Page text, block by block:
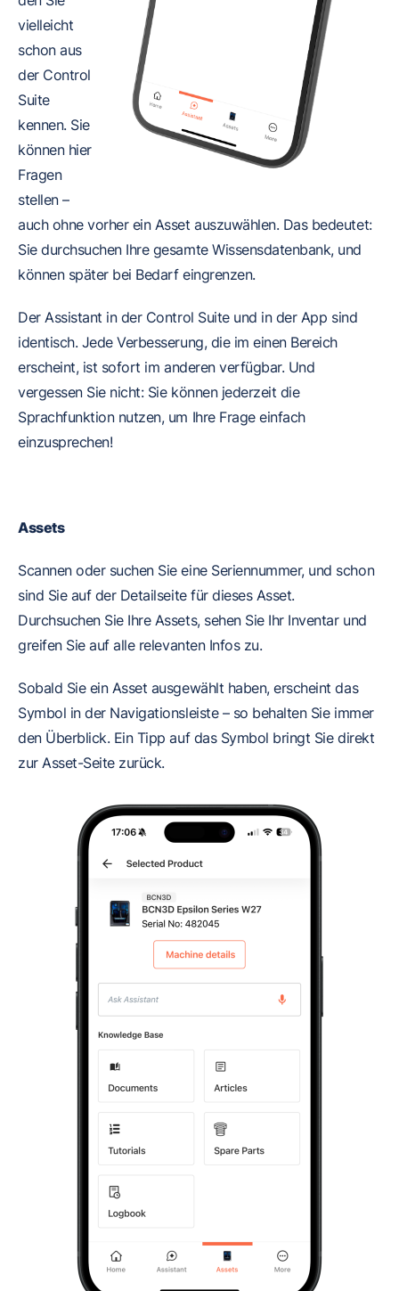
vielleicht
schon aus
der Control
Suite
kennen. Sie
können hier
Fragen
stellen –
auch ohne vorher ein Asset auszuwählen. Das bedeutet:
Sie durchsuchen Ihre gesamte Wissensdatenbank, und
können später bei Bedarf eingrenzen.
Der Assistant in der Control Suite und in der App sind
identisch. Jede Verbesserung, die im einen Bereich
erscheint, ist sofort im anderen verfügbar. Und
vergessen Sie nicht: Sie können jederzeit die
Sprachfunktion nutzen, um Ihre Frage einfach
einzusprechen!
Assets
Scannen oder suchen Sie eine Seriennummer, und schon
sind Sie auf der Detailseite für dieses Asset.
Durchsuchen Sie Ihre Assets, sehen Sie Ihr Inventar und
greifen Sie auf alle relevanten Infos zu.
Sobald Sie ein Asset ausgewählt haben, erscheint das
Symbol in der Navigationsleiste – so behalten Sie immer
den Überblick. Ein Tipp auf das Symbol bringt Sie direkt
zur Asset-Seite zurück.